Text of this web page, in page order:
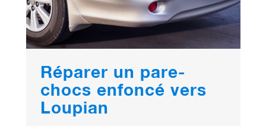
Réparer un pare-
chocs enfoncé vers
Loupian